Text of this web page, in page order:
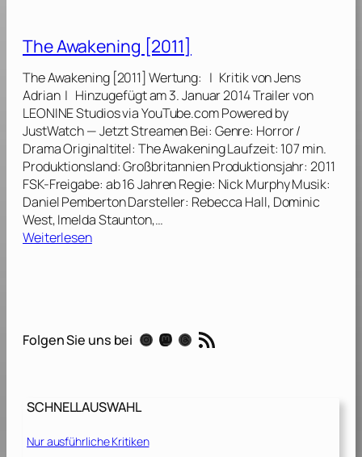
3
[
2
0
1
]
s
:
S
t
a
f
f
e
l
2
[
e
o
f
T
h
o
n
e
s
:
S
e
[
0
The Awakening [2011]
The Awakening [2011] Wertung: | Kritik von Jens
Adrian | Hinzugefügt am 3. Januar 2014 Trailer von
LEONINE Studios via YouTube.com Powered by
JustWatch — Jetzt Streamen Bei: Genre: Horror /
Drama Originaltitel: The Awakening Laufzeit: 107 min.
Produktionsland: Großbritannien Produktionsjahr: 2011
FSK-Freigabe: ab 16 Jahren Regie: Nick Murphy Musik:
Daniel Pemberton Darsteller: Rebecca Hall, Dominic
West, Imelda Staunton,…
Weiterlesen:
a
i
g
Folgen Sie uns bei Instagram Mastodon Threads RSS-Feed
SCHNELLAUSWAHL
Nur ausführliche Kritiken